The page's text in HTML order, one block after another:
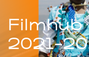
Filmhub
2021-